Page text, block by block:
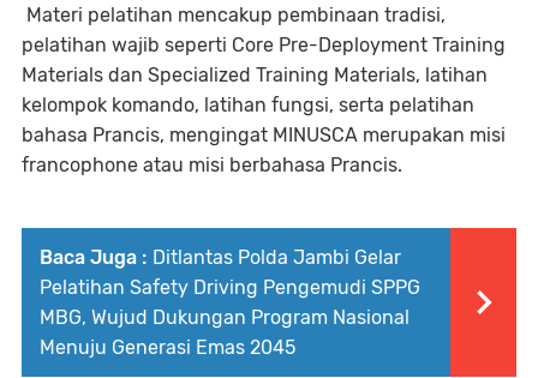
Materi pelatihan mencakup pembinaan tradisi,
pelatihan wajib seperti Core Pre-Deployment Training
Materials dan Specialized Training Materials, latihan
kelompok komando, latihan fungsi, serta pelatihan
bahasa Prancis, mengingat MINUSCA merupakan misi
francophone atau misi berbahasa Prancis.
Baca Juga : Ditlantas Polda Jambi Gelar
Pelatihan Safety Driving Pengemudi SPPG
MBG, Wujud Dukungan Program Nasional
Menuju Generasi Emas 2045